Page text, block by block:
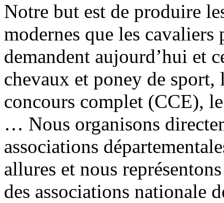
Notre but est de produire
modernes que les cavaliers
demandent aujourd’hui et
chevaux et poney de sport,
concours complet (CCE),
… Nous organisons
associations
allures et nous
des associations nationale